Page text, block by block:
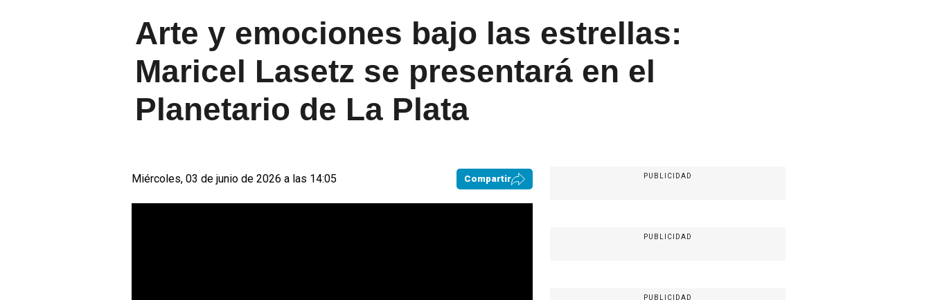
Arte y emociones bajo las estrellas:
Maricel Lasetz se presentará en el
Planetario de La Plata
Miércoles, 03 de junio de 2026 a las 14:05 Compartir PUBLICIDAD
PUBLICIDAD
PUBLICIDAD